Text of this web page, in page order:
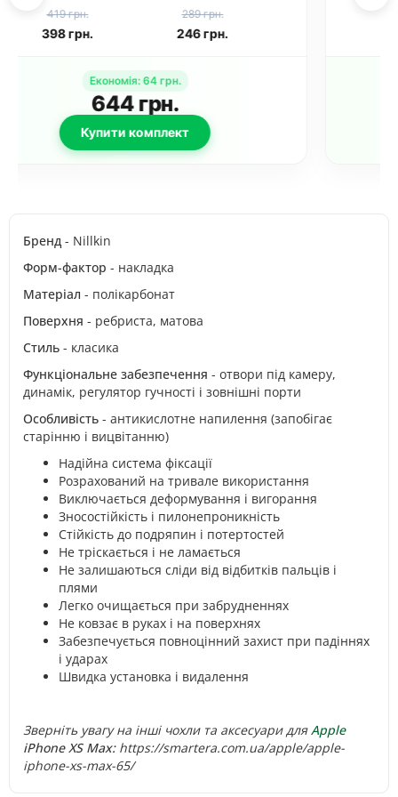
(6.5") Золотий
грн.
Економія
Купити комплект
Бренд - Nillkin
Форм-фактор - накладка
Матеріал - полікарбонат
Поверхня - ребриста, матова
Стиль - класика
Функціональне забезпечення - отвори під камеру,
динамік, регулятор гучності і зовнішні порти
Особливість - антикислотне напилення (запобігає
старінню і вицвітанню)
Надійна система фіксації
Розрахований на тривале використання
Виключається деформування і вигорання
Зносостійкість і пилонепроникність
Стійкість до подряпин і потертостей
Не тріскається і не ламається
Не залишаються сліди від відбитків пальців і
плями
Легко очищається при забрудненнях
Не ковзає в руках і на поверхнях
Забезпечується повноцінний захист при падіннях
і ударах
Швидка установка і видалення
Зверніть увагу на інші чохли та аксесуари дляApple
iPhone XS Max: https://smartera.com.ua/apple/apple-
iphone-xs-max-65/